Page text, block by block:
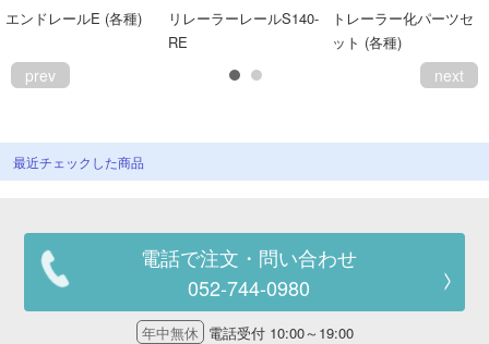
エンドレールE (各種)
リレーラーレールS140-
RE
トレーラー化パーツセ
ット (各種)
prev next
最近チェックした商品
電話で注文・問い合わせ
052-744-0980
年中無休 電話受付 10:00～19:00